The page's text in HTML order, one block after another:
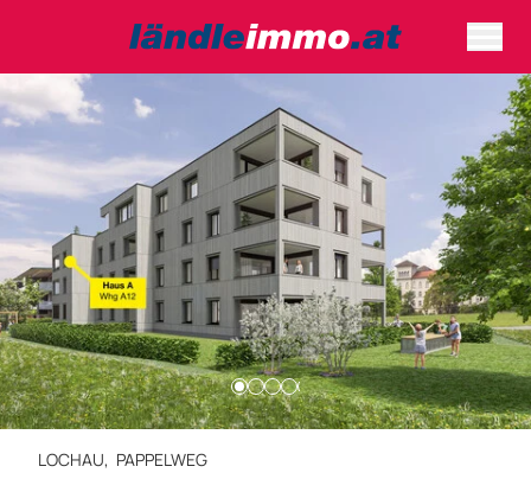
LOCHAU, PAPPELWEG